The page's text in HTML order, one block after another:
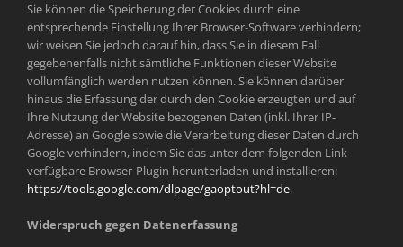
Sie können die Speicherung der Cookies durch eine
entsprechende Einstellung Ihrer Browser-Software verhindern;
wir weisen Sie jedoch darauf hin, dass Sie in diesem Fall
gegebenenfalls nicht sämtliche Funktionen dieser Website
vollumfänglich werden nutzen können. Sie können darüber
hinaus die Erfassung der durch den Cookie erzeugten und auf
Ihre Nutzung der Website bezogenen Daten (inkl. Ihrer IP-
Adresse) an Google sowie die Verarbeitung dieser Daten durch
Google verhindern, indem Sie das unter dem folgenden Link
verfügbare Browser-Plugin herunterladen und installieren:
https://tools.google.com/dlpage/gaoptout?hl=de.
Widerspruch gegen Datenerfassung